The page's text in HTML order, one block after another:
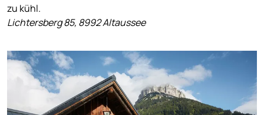
zu kühl.
Lichtersberg 85, 8992 Altaussee